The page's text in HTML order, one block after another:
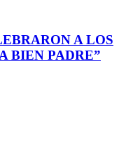
A LOS
BIEN PADRE”